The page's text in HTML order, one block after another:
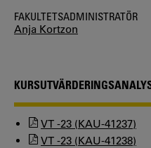
FAKULTETSADMINISTRATÖR
Anja Kortzon
VT -23 (KAU-41237)
VT -23 (KAU-41238)